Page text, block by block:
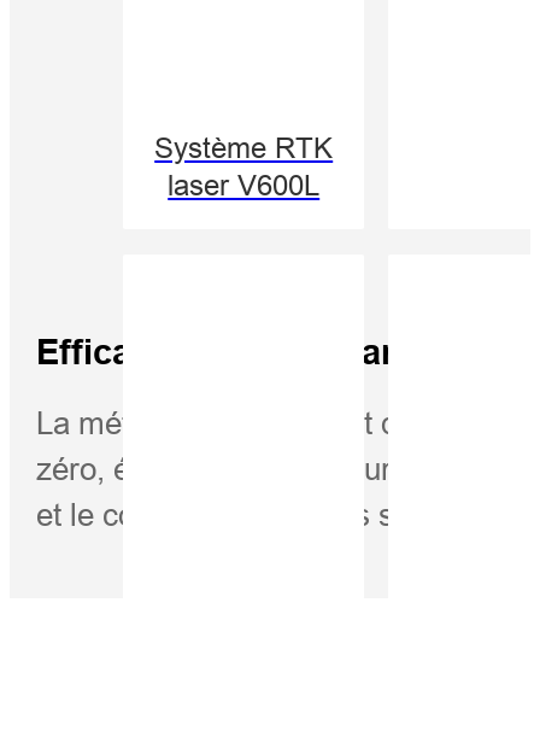
Système RTK
laser V600L
Efficacité ultime Charge de
La méthode PPK permet
zéro, éliminant ou raccourcissant la
et le coût des opérations sur le